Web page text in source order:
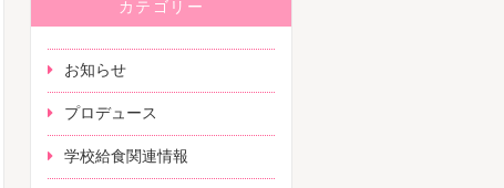
カテゴリー
お知らせ
プロデュース
学校給食関連情報